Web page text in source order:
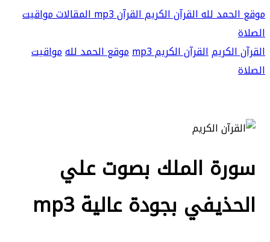
موقع الحمد للهالقرآن الكريمالقرآن mp3 المقالاتمواقيت
الصلاة
القرآن الكريمالقرآن الكريم mp3 موقع الحمد للهمواقيت
الصلاة
سورة الملك بصوت علي
الحذيفي بجودة عالية mp3